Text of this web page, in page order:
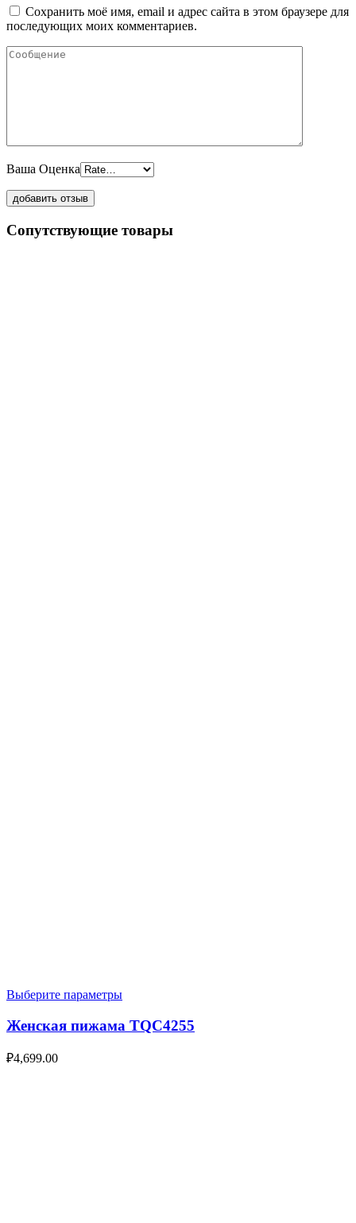
Сохранить моё имя, email и адрес сайта в этом браузере для
последующих моих комментариев.
Ваша Оценка
Сопутствующие товары
Выберите параметры
Женская пижама TQC4255
₽4,699.00